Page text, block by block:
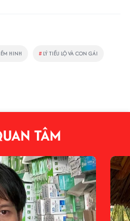
HINH # LÝ TIỂU LỘ VÀ CON GÁI
TÂM